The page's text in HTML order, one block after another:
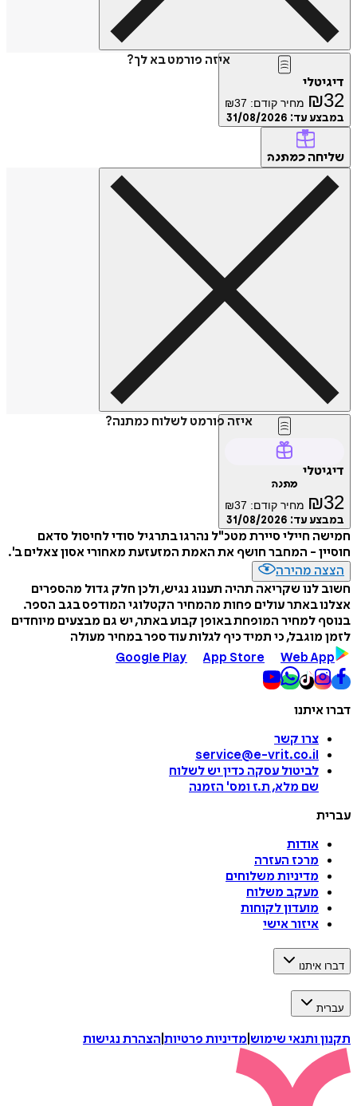
איזה פורמט בא לך?
דיגיטלי
₪32 מחיר קודם: ₪37
במבצע עד: 31/08/2026
שליחה כמתנה
איזה פורמט לשלוח כמתנה?
דיגיטלי
מתנה
₪32 מחיר קודם: ₪37
במבצע עד: 31/08/2026
חמישה חיילי סיירת מטכ"ל נהרגו בתרגיל סודי לחיסול סדאם
חוסיין - המחבר חושף את האמת המזעזעת מאחורי אסון צאלים ב'.
הצצה מהירה
חשוב לנו שקריאה תהיה תענוג נגיש, ולכן חלק גדול מהספרים
אצלנו באתר עולים פחות מהמחיר הקטלוגי המודפס בגב הספר.
בנוסף למחיר המופחת באופן קבוע באתר, יש גם מבצעים מיוחדים
לזמן מוגבל, כי תמיד כיף לגלות עוד ספר במחיר מעולה
Google Play
App Store Web App
דברו איתנו
צרו קשר
service@e-vrit.co.il
לביטול עסקה כדין יש לשלוח
שם מלא, ת.ז ומס' הזמנה
עברית
אודות
מרכז העזרה
מדיניות משלוחים
מעקב משלוח
מועדון לקוחות
איזור אישי
דברו איתנו
עברית
תקנון ותנאי שימוש מדיניות פרטיות הצהרת נגישות